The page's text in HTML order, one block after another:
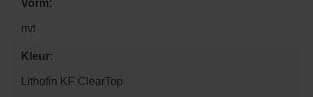
Vorm:
nvt
Kleur:
Lithofin KF ClearTop